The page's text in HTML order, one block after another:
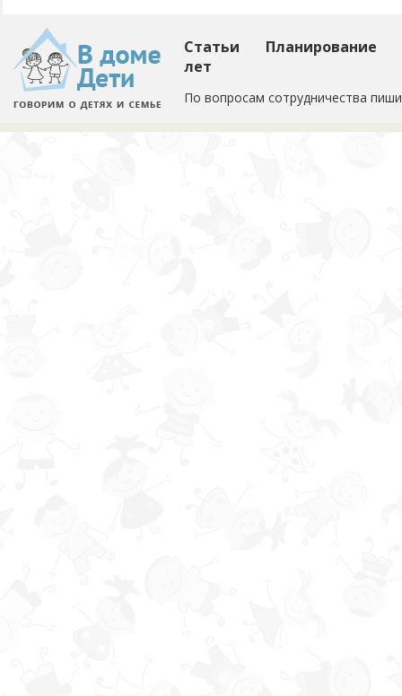
Статьи
Планирование
лет
По вопросам сотрудничества